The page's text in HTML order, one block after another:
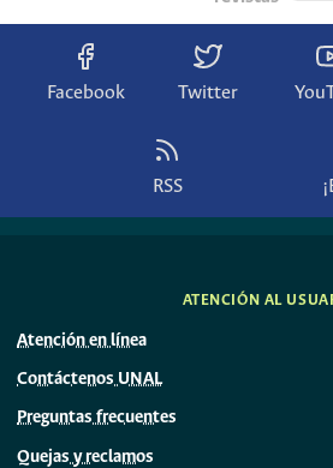
Facebook Twitter
RSS
ATENCIÓN AL
Atención en línea
Contáctenos UNAL
Preguntas frecuentes
Quejas y reclamos